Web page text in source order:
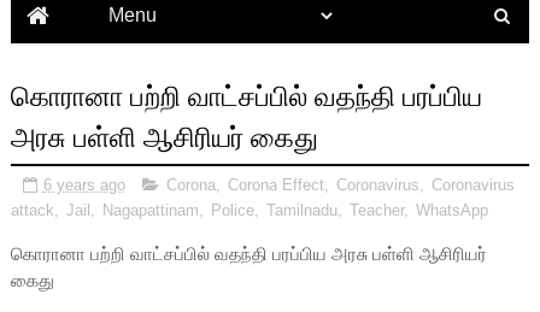
கொரானா பற்றி வாட்சப்பில் வதந்தி பரப்பிய
அரசு பள்ளி ஆசிரியர் கைது
6 years ago Corona Corona Effect Coronavirus
Coronavirus
attack
Jail Nagapattinam Police, Tamilnadu Teacher, WhatsApp
கொரானா பற்றி வாட்சப்பில் வதந்தி பரப்பிய அரசு பள்ளி ஆசிரியர்
கைது